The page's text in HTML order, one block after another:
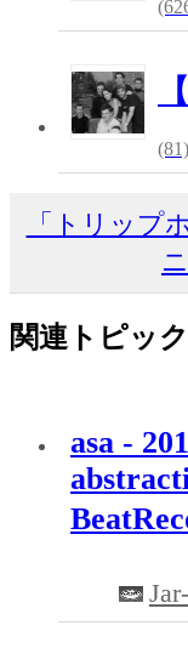
(81)
「トリップ
関連トピッ
asa -